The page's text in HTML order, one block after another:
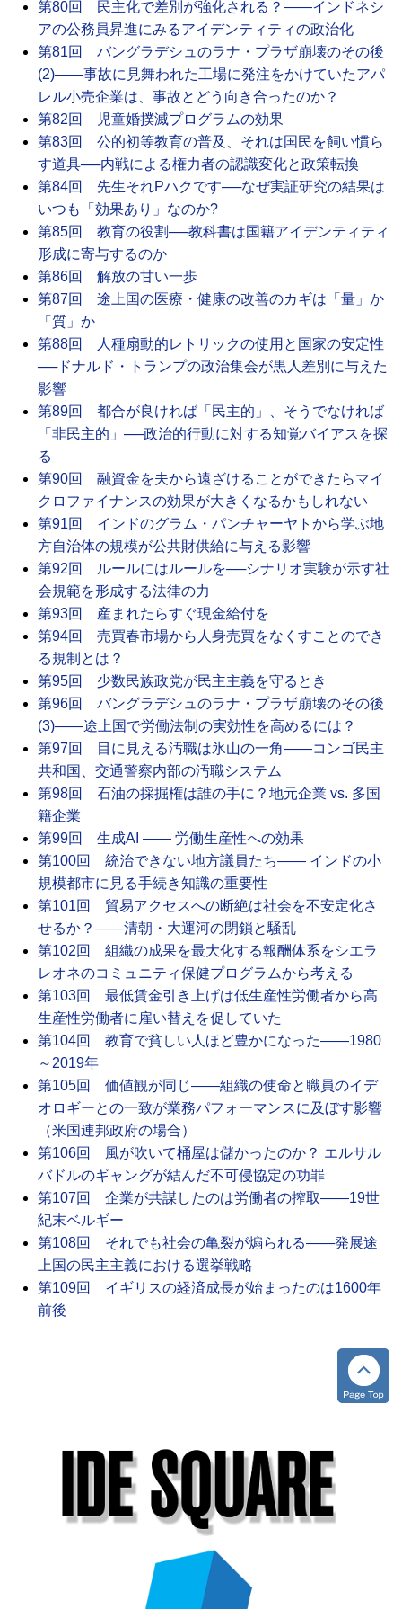
第80回 民主化で差別が強化される？――インドネシ
アの公務員昇進にみるアイデンティティの政治化
第81回 バングラデシュのラナ・プラザ崩壊のその後
(2)――事故に見舞われた工場に発注をかけていたアパ
レル小売企業は、事故とどう向き合ったのか？
第82回 児童婚撲滅プログラムの効果
第83回 公的初等教育の普及、それは国民を飼い慣ら
す道具──内戦による権力者の認識変化と政策転換
第84回 先生それPハクです──なぜ実証研究の結果は
いつも「効果あり」なのか?
第85回 教育の役割──教科書は国籍アイデンティティ
形成に寄与するのか
第86回 解放の甘い一歩
第87回 途上国の医療・健康の改善のカギは「量」か
「質」か
第88回 人種扇動的レトリックの使用と国家の安定性
──ドナルド・トランプの政治集会が黒人差別に与えた
影響
第89回 都合が良ければ「民主的」、そうでなければ
「非民主的」──政治的行動に対する知覚バイアスを探
る
第90回 融資金を夫から遠ざけることができたらマイ
クロファイナンスの効果が大きくなるかもしれない
第91回 インドのグラム・パンチャーヤトから学ぶ地
方自治体の規模が公共財供給に与える影響
第92回 ルールにはルールを──シナリオ実験が示す社
会規範を形成する法律の力
第93回 産まれたらすぐ現金給付を
第94回 売買春市場から人身売買をなくすことのでき
る規制とは？
第95回 少数民族政党が民主主義を守るとき
第96回 バングラデシュのラナ・プラザ崩壊のその後
(3)――途上国で労働法制の実効性を高めるには？
第97回 目に見える汚職は氷山の一角――コンゴ民主
共和国、交通警察内部の汚職システム
第98回 石油の採掘権は誰の手に？地元企業 vs. 多国
籍企業
第99回 生成AI ―― 労働生産性への効果
第100回 統治できない地方議員たち―― インドの小
規模都市に見る手続き知識の重要性
第101回 貿易アクセスへの断絶は社会を不安定化さ
せるか？――清朝・大運河の閉鎖と騒乱
第102回 組織の成果を最大化する報酬体系をシエラ
レオネのコミュニティ保健プログラムから考える
第103回 最低賃金引き上げは低生産性労働者から高
生産性労働者に雇い替えを促していた
第104回 教育で貧しい人ほど豊かになった――1980
～2019年
第105回 価値観が同じ――組織の使命と職員のイデ
オロギーとの一致が業務パフォーマンスに及ぼす影響
（米国連邦政府の場合）
第106回 風が吹いて桶屋は儲かったのか？ エルサル
バドルのギャングが結んだ不可侵協定の功罪
第107回 企業が共謀したのは労働者の搾取――19世
紀末ベルギー
第108回 それでも社会の亀裂が煽られる――発展途
上国の民主主義における選挙戦略
第109回 イギリスの経済成長が始まったのは1600年
前後